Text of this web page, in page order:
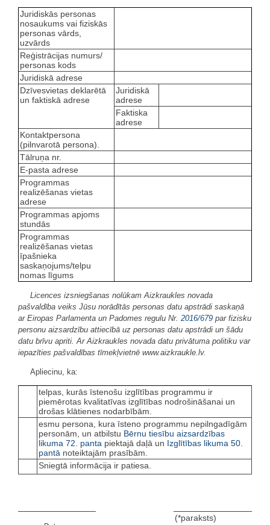
Juridiskās personas
nosaukums vai fiziskās
personas vārds,
uzvārds
Reģistrācijas numurs/
personas kods
Juridiskā adrese
Dzīvesvietas deklarētā
un faktiskā adrese
Juridiskā
adrese
Faktiska
adrese
Kontaktpersona
(pilnvarotā persona).
Tālruņa nr.
E-pasta adrese
Programmas
realizēšanas vietas
adrese
Programmas apjoms
stundās
Programmas
realizēšanas vietas
īpašnieka
saskaņojums/telpu
nomas līgums
Licences izsniegšanas nolūkam Aizkraukles novada
pašvaldība veiks Jūsu norādītās personas datu apstrādi saskaņā
ar Eiropas Parlamenta un Padomes regulu Nr. 2016/679 par fizisku
personu aizsardzību attiecībā uz personas datu apstrādi un šādu
datu brīvu apriti. Ar Aizkraukles novada datu privātuma politiku var
iepazīties pašvaldības tīmekļvietnē www.aizkraukle.lv.
Apliecinu, ka:
telpas, kurās īstenošu izglītības programmu ir
piemērotas kvalitatīvas izglītības nodrošināšanai un
drošas klātienes nodarbībām.
esmu persona, kura īsteno programmu nepilngadīgām
personām, un atbilstu Bērnu tiesību aizsardzības
likuma 72. panta piektajā daļā un Izglītības likuma 50.
pantā noteiktajām prasībām.
Sniegtā informācija ir patiesa.
(*paraksts)